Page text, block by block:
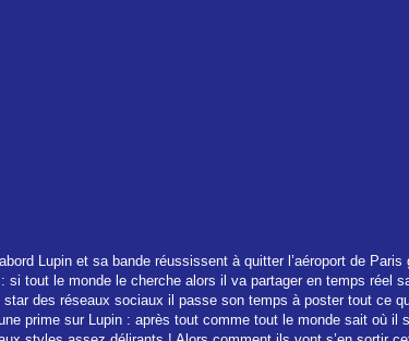
Lupin et sa bande réussissent à quitter l’aéroport de
tout le monde le cherche alors il va partager en temps réel
des réseaux sociaux il passe son temps à poster tout ce
prime sur Lupin : après tout comme tout le monde sait où il